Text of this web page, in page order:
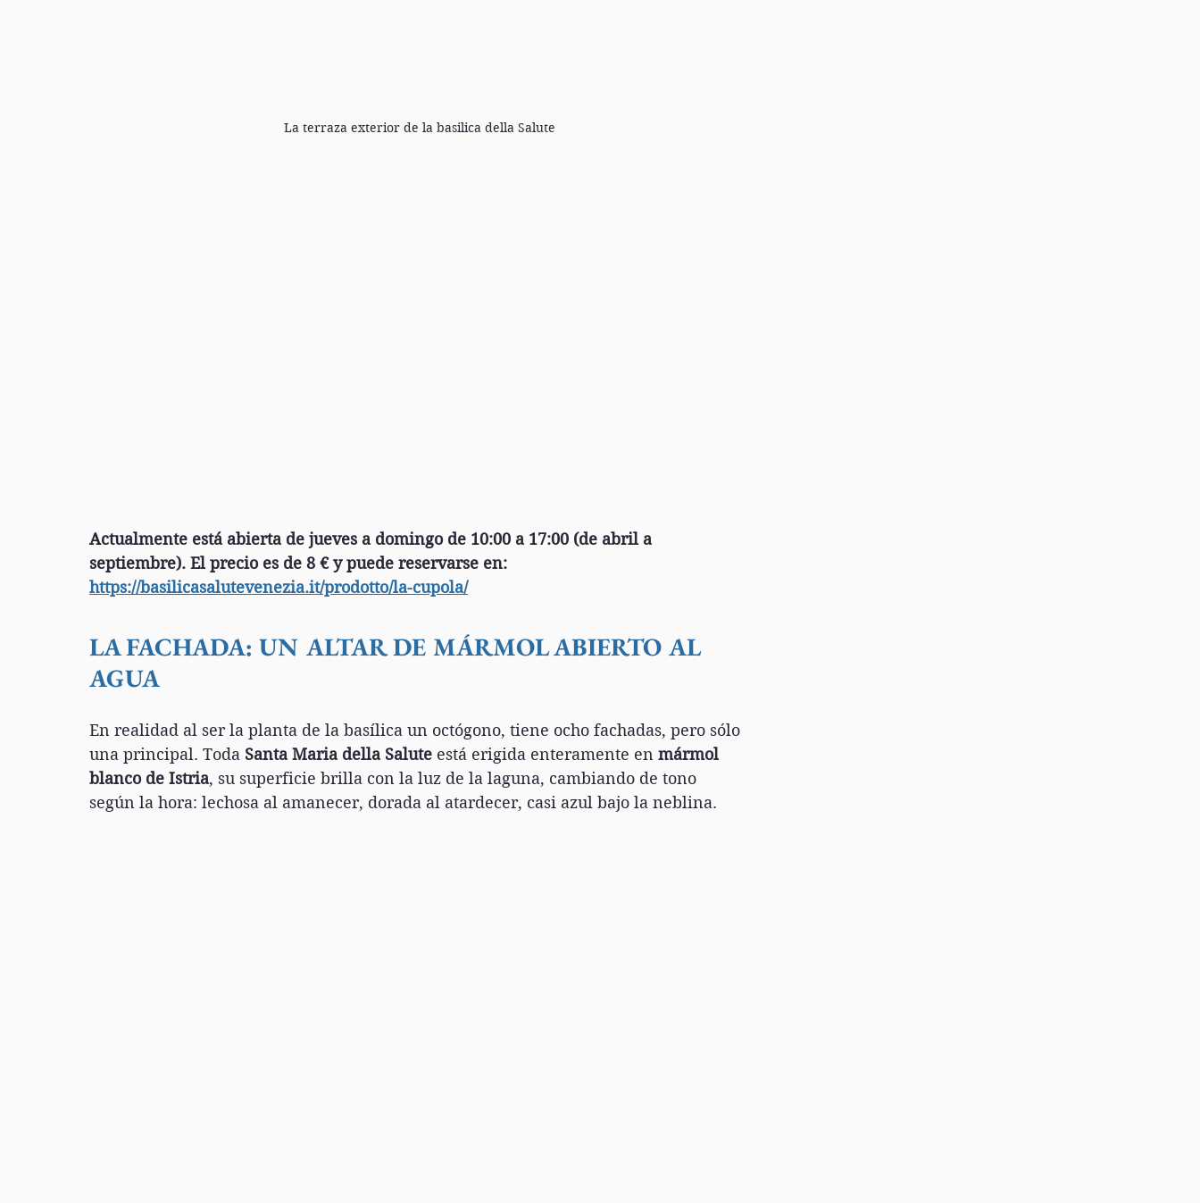
La terraza exterior de la basilica della Salute
Actualmente está abierta de jueves a domingo de 10:00 a 17:00 (de abril a
septiembre). El precio es de 8 € y puede reservarse en:
https://basilicasalutevenezia.it/prodotto/la-cupola/
LA FACHADA: UN ALTAR DE MÁRMOL ABIERTO AL
AGUA
En realidad al ser la planta de la basílica un octógono, tiene ocho fachadas, pero sólo
una principal. Toda Santa Maria della Salute está erigida enteramente en mármol
blanco de Istria, su superficie brilla con la luz de la laguna, cambiando de tono
según la hora: lechosa al amanecer, dorada al atardecer, casi azul bajo la neblina.